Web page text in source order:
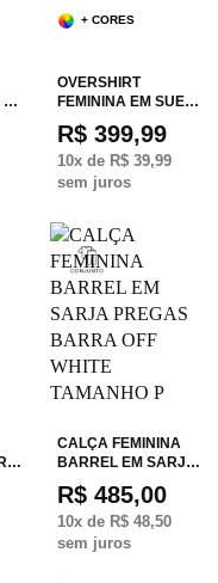
…
+ CORES
OVERSHIRT
FEMININA EM SUE…
R$ 399,99
10x de R$ 39,99
sem juros
CALÇA FEMININA
BARREL EM SARJ…
R$ 485,00
10x de R$ 48,50
sem juros